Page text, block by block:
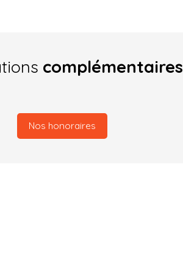
complémentaires
Nos honoraires